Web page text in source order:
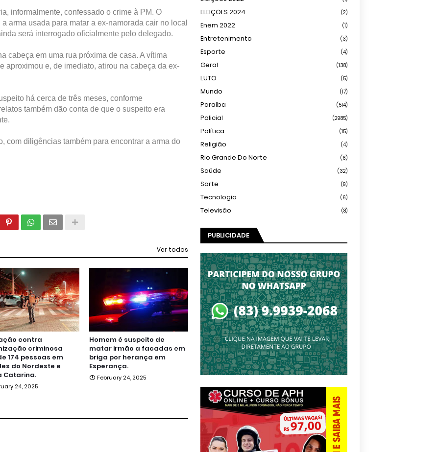
informalmente, confessado o crime à PM. O
arma usada para matar a ex-namorada cair no local
será interrogado oficialmente pelo delegado.
cabeça em uma rua próxima de casa. A vítima
aproximou e, de imediato, atirou na cabeça da ex-
há cerca de três meses, conforme
também dão conta de que o suspeito era
com diligências também para encontrar a arma do
Ver todos
contra
criminosa
174 pessoas em
do Nordeste e
Catarina.
24, 2025
Homem é suspeito de
matar irmão a facadas em
briga por herança em
Esperança.
February 24, 2025
ELEIÇÕES 2024 (2)
Enem 2022 (1)
Entretenimento (3)
Esporte (4)
Geral (138)
LUTO (5)
Mundo (17)
Paraíba (514)
Policial (2985)
Política (15)
Religião (4)
Rio Grande Do Norte (6)
Saúde (32)
Sorte (9)
Tecnologia (6)
Televisão (8)
PUBLICIDADE